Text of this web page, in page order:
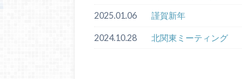
2025.01.06 謹賀新年
2024.10.28 北関東ミーティング